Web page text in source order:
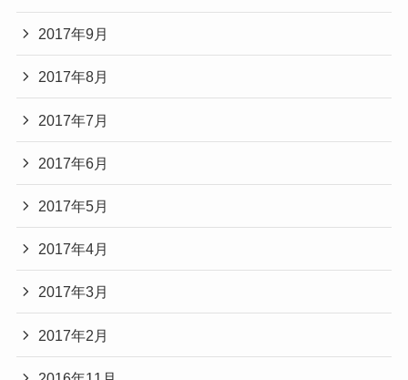
2017年9月
2017年8月
2017年7月
2017年6月
2017年5月
2017年4月
2017年3月
2017年2月